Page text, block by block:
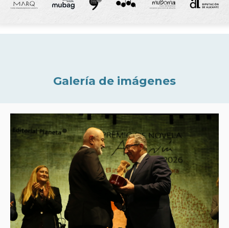
Galería de imágenes